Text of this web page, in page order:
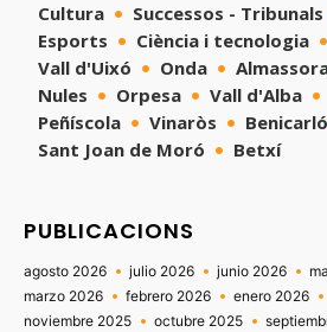
Cultura
Successos - Tribunals
Esports
Ciència i tecnologia
Vall d'Uixó
Onda
Nules
Orpesa Vall d'Alba
Peñíscola
Vinaròs
Benicarló
Sant Joan de Moró
Betxí
PUBLICACIONS
agosto 2026 julio 2026 junio 2026
marzo 2026
febrero 2026 enero 2026
noviembre 2025
octubre 2025